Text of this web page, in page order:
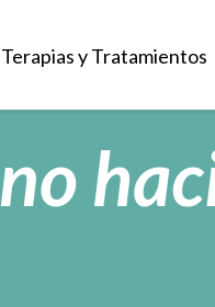
Terapias y Tratamientos